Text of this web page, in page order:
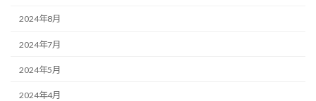
2024年8月
2024年7月
2024年5月
2024年4月